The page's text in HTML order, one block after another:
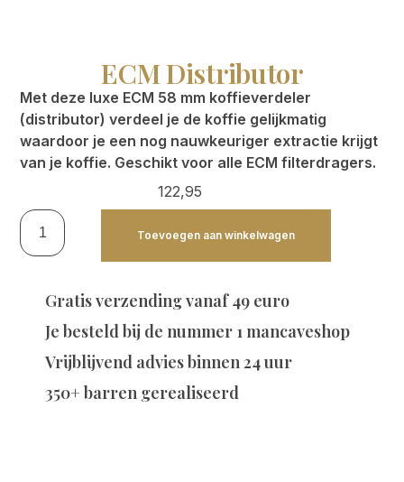
ECM Distributor
Met deze luxe ECM 58 mm koffieverdeler
(distributor) verdeel je de koffie gelijkmatig
waardoor je een nog nauwkeuriger extractie krijgt
van je koffie. Geschikt voor alle ECM filterdragers.
122,95
Toevoegen aan winkelwagen
Gratis verzending vanaf 49 euro
Je besteld bij de nummer 1 mancaveshop
Vrijblijvend advies binnen 24 uur
350+ barren gerealiseerd